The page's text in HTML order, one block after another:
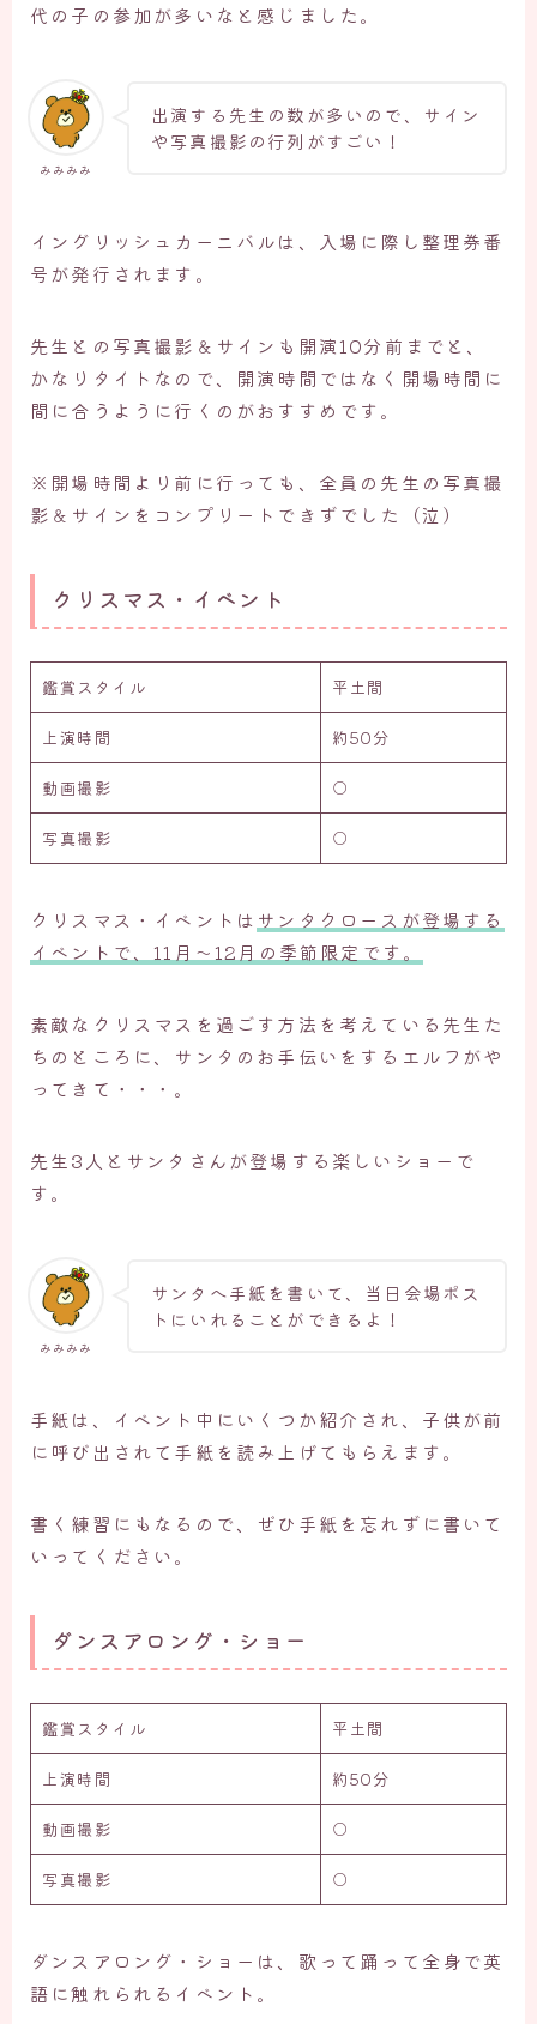
代の子の参加が多いなと感じました。
みみみみ
出演する先生の数が多いので、サイン
や写真撮影の行列がすごい！
イングリッシュカーニバルは、入場に際し整理券番
号が発行されます。
先生との写真撮影＆サインも開演10分前までと、
かなりタイトなので、開演時間ではなく開場時間に
間に合うように行くのがおすすめです。
※開場時間より前に行っても、全員の先生の写真撮
影＆サインをコンプリートできずでした（泣）
クリスマス・イベント
鑑賞スタイル 平土間
上演時間 約50分
動画撮影 ○
写真撮影 ○
クリスマス・イベントは サンタクロースが登場する
イベントで、11月～12月の季節限定です。
素敵なクリスマスを過ごす方法を考えている先生た
ちのところに、サンタのお手伝いをするエルフがや
ってきて・・・。
先生3人とサンタさんが登場する楽しいショーで
す。
みみみみ
サンタへ手紙を書いて、当日会場ポス
トにいれることができるよ！
手紙は、イベント中にいくつか紹介され、子供が前
に呼び出されて手紙を読み上げてもらえます。
書く練習にもなるので、ぜひ手紙を忘れずに書いて
いってください。
ダンスアロング・ショー
鑑賞スタイル 平土間
上演時間 約50分
動画撮影 ○
写真撮影 ○
ダンスアロング・ショーは、歌って踊って全身で英
語に触れられるイベント。